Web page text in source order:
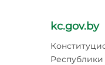
kc.gov.by